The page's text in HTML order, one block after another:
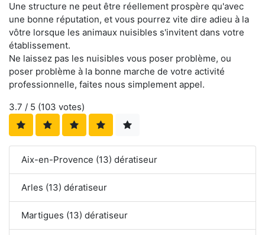
Une structure ne peut être réellement prospère qu'avec
une bonne réputation, et vous pourrez vite dire adieu à la
vôtre lorsque les animaux nuisibles s'invitent dans votre
établissement.
Ne laissez pas les nuisibles vous poser problème, ou
poser problème à la bonne marche de votre activité
professionnelle, faites nous simplement appel.
3.7 / 5 (103 votes)
Aix-en-Provence (13) dératiseur
Arles (13) dératiseur
Martigues (13) dératiseur